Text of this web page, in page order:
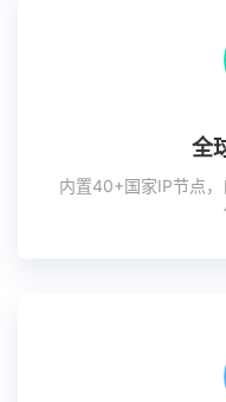
全
内置40+国家IP节点